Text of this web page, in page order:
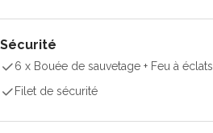
Sécurité
6 x Bouée de sauvetage + Feu à éclats
Filet de sécurité